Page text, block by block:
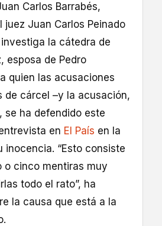
Carlos Barrabés,
juez Juan Carlos Peinado
la cátedra de
esposa de Pedro
quien las acusaciones
de cárcel –y la acusación,
se ha defendido este
en El País en la
inocencia. “Esto consiste
o cinco mentiras muy
todo el rato”, ha
la causa que está a la